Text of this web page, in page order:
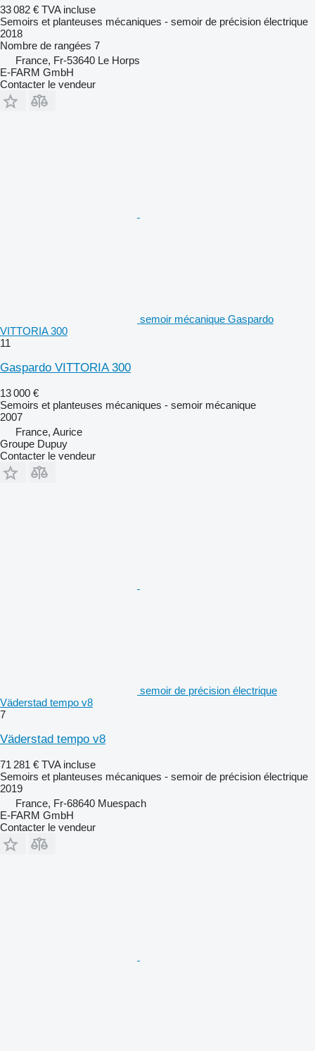
33 082 € TVA incluse
Semoirs et planteuses mécaniques - semoir de précision électrique
2018
Nombre de rangées 7
France, Fr-53640 Le Horps
E-FARM GmbH
Contacter le vendeur
semoir mécanique Gaspardo
VITTORIA 300
11
Gaspardo VITTORIA 300
13 000 €
Semoirs et planteuses mécaniques - semoir mécanique
2007
France, Aurice
Groupe Dupuy
Contacter le vendeur
semoir de précision électrique
Väderstad tempo v8
7
Väderstad tempo v8
71 281 € TVA incluse
Semoirs et planteuses mécaniques - semoir de précision électrique
2019
France, Fr-68640 Muespach
E-FARM GmbH
Contacter le vendeur